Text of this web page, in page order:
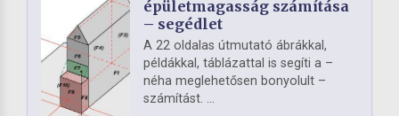
épületmagasság számítása
– segédlet
A 22 oldalas útmutató ábrákkal,
példákkal, táblázattal is segíti a –
néha meglehetősen bonyolult –
számítást. ...